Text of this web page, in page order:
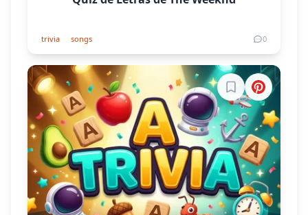
trivia songs 0
Inicia sesión